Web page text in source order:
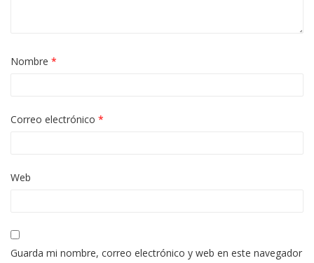
Nombre *
Correo electrónico *
Web
Guarda mi nombre, correo electrónico y web en este navegador